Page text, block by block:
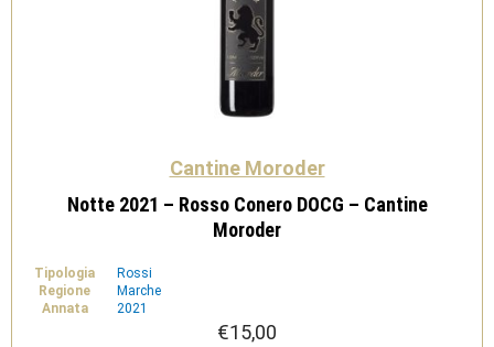
Cantine Moroder
Notte 2021 – Rosso Conero DOCG – Cantine
Moroder
Tipologia
Rossi
Regione
Marche
Annata
2021
€15,00